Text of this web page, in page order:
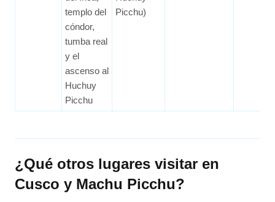
templo del
cóndor,
tumba real
y el
ascenso al
Huchuy
Picchu
Picchu)
¿Qué otros lugares visitar en
Cusco y Machu Picchu?